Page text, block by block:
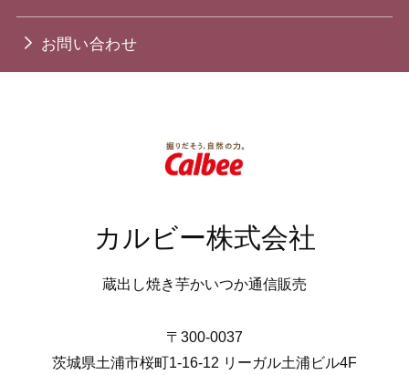
お問い合わせ
カルビー株式会社
蔵出し焼き芋かいつか通信販売
〒300-0037
茨城県土浦市桜町1-16-12 リーガル土浦ビル4F